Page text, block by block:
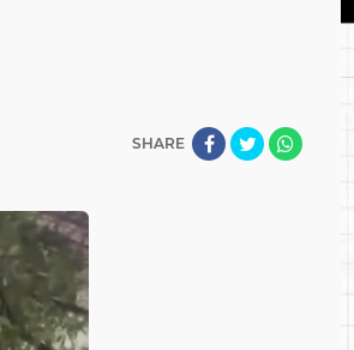
SHARE